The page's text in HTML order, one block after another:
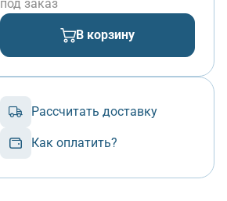
под заказ
В корзину
Рассчитать доставку
Как оплатить?